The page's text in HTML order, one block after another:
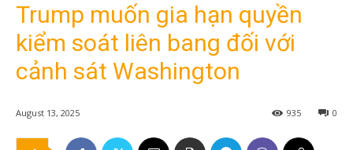
Trump muốn gia hạn quyền
kiểm soát liên bang đối với
cảnh sát Washington
August 13, 2025 0
935